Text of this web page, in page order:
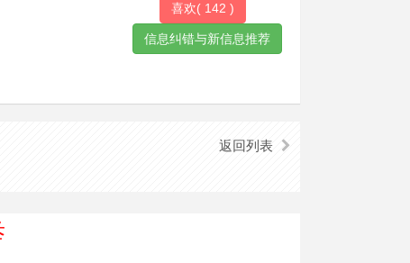
喜欢( 142 )
返回列表